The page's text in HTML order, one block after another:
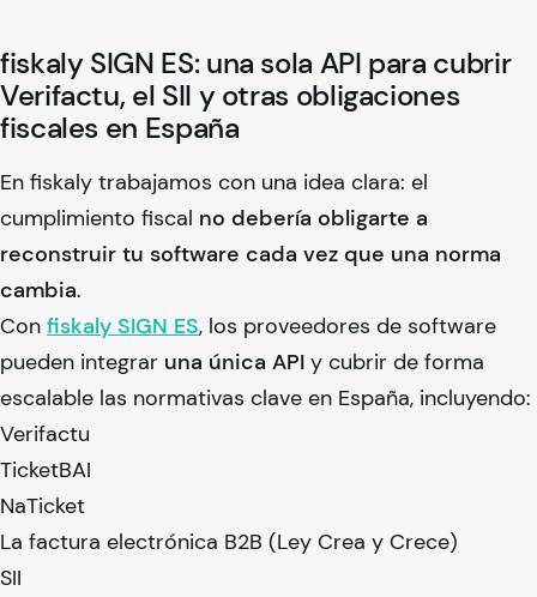
fiskalySIGN ES: una sola API para cubrir
Verifactu, el SII y otras obligaciones
fiscales en España
En fiskaly trabajamos con una idea clara: el
cumplimiento fiscal no debería obligarte a
reconstruir tu software cada vez que una norma
cambia.
Con fiskaly SIGN ES, los proveedores de software
pueden integrar una única API y cubrir de forma
escalable las normativas clave en España, incluyendo:
Verifactu
TicketBAI
NaTicket
La factura electrónica B2B (Ley Crea y Crece)
SII